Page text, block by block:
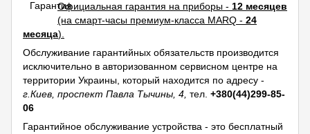
Официальная гарантия на приборы - 12 месяцев
(на смарт-часы премиум-класса MARQ - 24
месяца).
Обслуживание гарантийных обязательств производится
исключительно в авторизованном сервисном центре на
территории Украины, который находится по адресу -
г.Киев, проспект Павла Тычины, 4, тел. +380(44)299-85-
06
Гарантийное обслуживание устройства - это бесплатный